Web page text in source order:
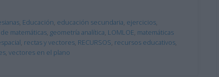
, Educación, educación secundaria, ejercicios,
matemáticas, geometría analítica, LOMLOE, matemáticas
, rectas y vectores, RECURSOS, recursos educativos,
, vectores en el plano